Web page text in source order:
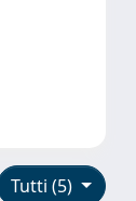
Tutti (5)